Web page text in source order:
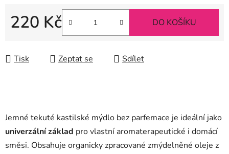
220 Kč DO KOŠÍKU
Tisk Zeptat se Sdílet
Jemné tekuté kastilské mýdlo bez parfemace je ideální jako
univerzální základ pro vlastní aromaterapeutické i domácí
směsi. Obsahuje organicky zpracované zmýdelněné oleje z